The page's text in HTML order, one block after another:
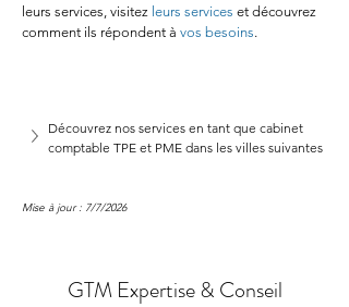
leurs services, visitez leurs services et découvrez
comment ils répondent à vos besoins.
Découvrez nos services en tant que cabinet
comptable TPE et PME dans les villes suivantes
Mise à jour : 7/7/2026
GTM Expertise & Conseil